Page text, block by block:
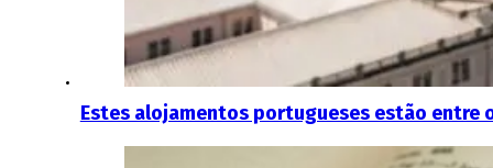
Estes alojamentos portugueses estão entre